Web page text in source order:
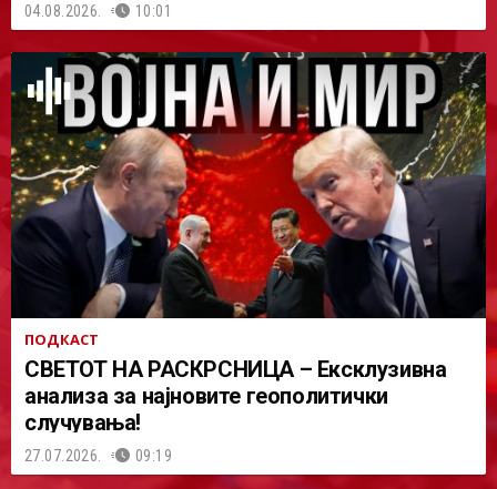
04.08.2026. 10:01
ПОДКАСТ
СВЕТОТ НА РАСКРСНИЦА – Ексклузивна
анализа за најновите геополитички
случувања!
27.07.2026. 09:19